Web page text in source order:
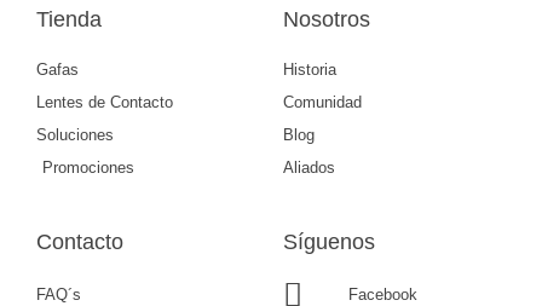
Tienda
Gafas
Lentes de Contacto
Soluciones
Promociones
Nosotros
Historia
Comunidad
Blog
Aliados
Contacto
FAQ´s
Síguenos
Facebook